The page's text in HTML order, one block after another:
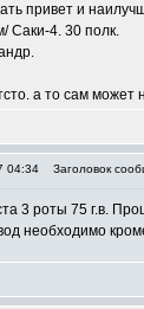
привет и
Саки-4. 30 полк.
а то сам может
04:34 Заголовок
3 роты 75 г.в.
необходимо